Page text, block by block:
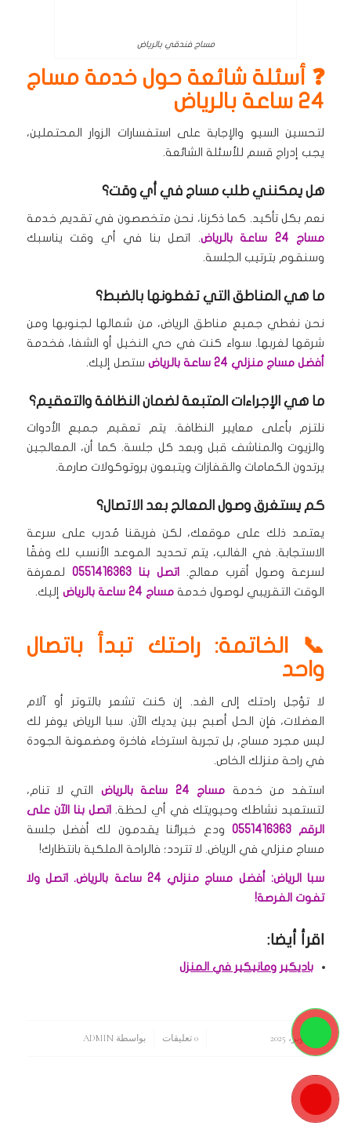
مساج فندقي بالرياض
❓ أسئلة شائعة حول خدمة مساج
24 ساعة بالرياض
لتحسين السيو والإجابة على استفسارات الزوار المحتملين،
يجب إدراج قسم للأسئلة الشائعة.
هل يمكنني طلب مساج في أي وقت؟
نعم بكل تأكيد. كما ذكرنا، نحن متخصصون في تقديم خدمة
مساج 24 ساعة بالرياض
. اتصل بنا في أي وقت يناسبك
وسنقوم بترتيب الجلسة.
ما هي المناطق التي تغطونها بالضبط؟
نحن نغطي جميع مناطق الرياض، من شمالها لجنوبها ومن
شرقها لغربها. سواء كنت في حي النخيل أو الشفا، فخدمة
أفضل مساج منزلي 24 ساعة بالرياض
ستصل إليك.
ما هي الإجراءات المتبعة لضمان النظافة والتعقيم؟
نلتزم بأعلى معايير النظافة. يتم تعقيم جميع الأدوات
والزيوت والمناشف قبل وبعد كل جلسة.كما أن، المعالجين
يرتدون الكمامات والقفازات ويتبعون بروتوكولات صارمة.
كم يستغرق وصول المعالج بعد الاتصال؟
يعتمد ذلك على موقعك، لكن فريقنا مُدرب على سرعة
الاستجابة. في الغالب، يتم تحديد الموعد الأنسب لك وفقًا
لسرعة وصول أقرب معالج.
اتصل بنا 0551416363
لمعرفة
الوقت التقريبي لوصول خدمة مساج 24 ساعة بالرياض إليك.
📞 الخاتمة: راحتك تبدأ باتصال
واحد
لا تؤجل راحتك إلى الغد. إن كنت تشعر بالتوتر أو آلام
العضلات، فإن الحل أصبح بين يديك الآن. سبا الرياض يوفر لك
ليس مجرد مساج، بل تجربة استرخاء فاخرة ومضمونة الجودة
في راحة منزلك الخاص.
استفد من خدمة مساج 24 ساعة بالرياض
التي لا تنام،
لتستعيد نشاطك وحيويتك في أي لحظة. اتصل بنا الآن على
الرقم 0551416363
ودع خبرائنا يقدمون لك أفضل جلسة
مساج منزلي في الرياض. لا تتردد؛ فالراحة الملكية بانتظارك!
سبا الرياض: أفضل مساج منزلي 24 ساعة بالرياض. اتصل ولا
تفوت الفرصة!
اقرأ أيضا:
باديكير ومانيكير في المنزل
0 تعليقات بواسطةADMIN